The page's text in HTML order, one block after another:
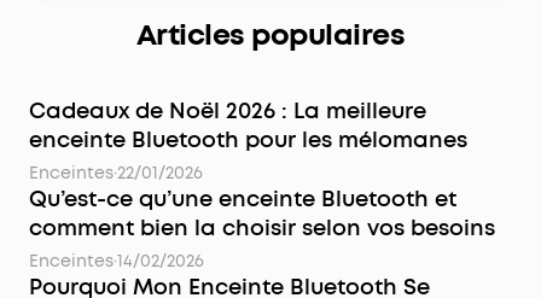
Articles populaires
Cadeaux de Noël 2026 : La meilleure
enceinte Bluetooth pour les mélomanes
Enceintes·22/01/2026
Qu’est-ce qu’une enceinte Bluetooth et
comment bien la choisir selon vos besoins
Enceintes·14/02/2026
Pourquoi Mon Enceinte Bluetooth Se